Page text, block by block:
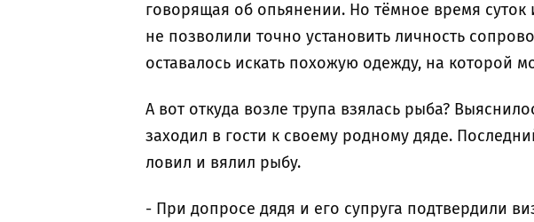
говорящая об опьянении. Но тёмное время суток
не позволили точно установить личность
оставалось искать похожую одежду, на которой
А вот откуда возле трупа взялась рыба?
заходил в гости к своему родному дяде.
ловил и вялил рыбу.
- При допросе дядя и его супруга подтвердили